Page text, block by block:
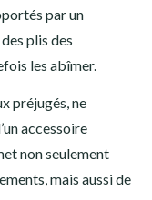
par un
plis des
les abîmer.
préjugés, ne
accessoire
non seulement
mais aussi de